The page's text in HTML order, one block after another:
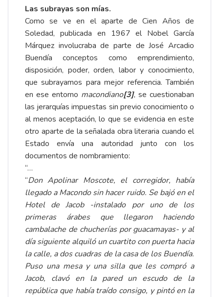
Las subrayas son mías.
Como se ve en el aparte de Cien Años de
Soledad, publicada en 1967 el Nobel García
Márquez involucraba de parte de José Arcadio
Buendía conceptos como emprendimiento,
disposición, poder, orden, labor y conocimiento,
que subrayamos para mejor referencia. También
en ese entorno macondiano[3], se cuestionaban
las jerarquías impuestas sin previo conocimiento o
al menos aceptación, lo que se evidencia en este
otro aparte de la señalada obra literaria cuando el
Estado envía una autoridad junto con los
documentos de nombramiento:
“…
“Don Apolinar Moscote, el corregidor, había
llegado a Macondo sin hacer ruido. Se bajó en el
Hotel de Jacob -instalado por uno de los
primeras árabes que llegaron haciendo
cambalache de chucherías por guacamayas- y al
día siguiente alquiló un cuartito con puerta hacia
la calle, a dos cuadras de la casa de los Buendía.
Puso una mesa y una silla que les compró a
Jacob, clavó en la pared un escudo de la
república que había traído consigo, y pintó en la